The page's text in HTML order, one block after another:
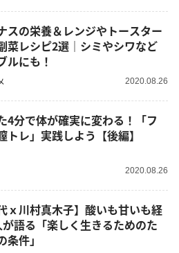
スの栄養＆レンジやトースター
菜レシピ2選｜シミやシワなど
ルにも！
2020.08.26
4分で体が確実に変わる！「フ
トレ」実践しよう【後編】
2020.08.26
ｘ川村真木子】酸いも甘いも経
語る「楽しく生きるためのた
条件」